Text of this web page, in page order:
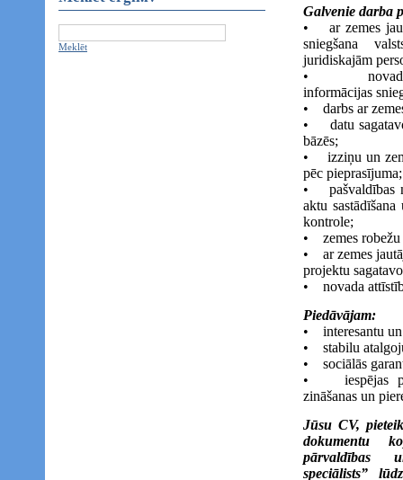
Meklēt
Galvenie darba
• ar zemes
sniegšana
juridiskajām
• novada
informācijas
• darbs ar
• datu
bāzēs;
• izziņu un
pēc pieprasījuma;
• pašvaldības
aktu
kontrole;
• zemes robežu
• ar zemes
projektu
• novada
Piedāvājam:
• interesantu
• stabilu
• sociālās
• iespējas
zināšanas un
Jūsu CV,
dokumentu
pārvaldības
speciālists”